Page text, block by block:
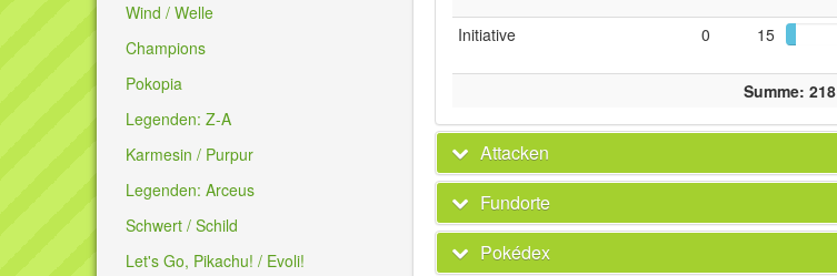
Wind / Welle
Champions
Pokopia
Legenden: Z-A
Karmesin / Purpur
Legenden: Arceus
Schwert / Schild
Let's Go, Pikachu! / Evoli!
Initiative 0 15
Summe: 218
Attacken
Fundorte
Pokédex